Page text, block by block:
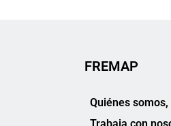
FREMAP
Quiénes